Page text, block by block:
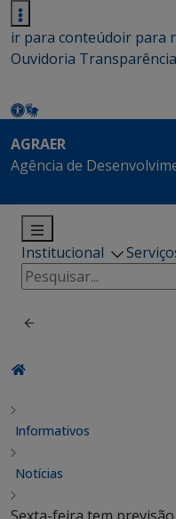
ir para conteúdoir para
Ouvidoria Transparência
AGRAER
Agência de
Institucional
Pesquisar
por:
Informativos
Notícias